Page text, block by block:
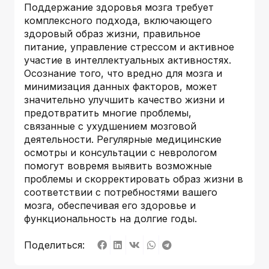
Поддержание здоровья мозга требует
комплексного подхода, включающего
здоровый образ жизни, правильное
питание, управление стрессом и активное
участие в интеллектуальных активностях.
Осознание того, что вредно для мозга и
минимизация данных факторов, может
значительно улучшить качество жизни и
предотвратить многие проблемы,
связанные с ухудшением мозговой
деятельности. Регулярные медицинские
осмотры и консультации с неврологом
помогут вовремя выявить возможные
проблемы и скорректировать образ жизни в
соответствии с потребностями вашего
мозга, обеспечивая его здоровье и
функциональность на долгие годы.
Поделиться: